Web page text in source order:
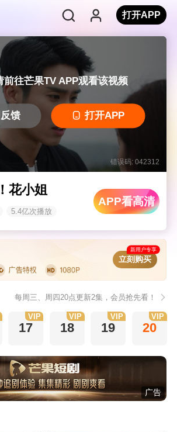
打开APP
前往芒果TV APP观看该视频
馈 打开APP
错误码: 042312
花小姐
5.4亿次播放
APP看高清
新用户专享
立刻购买
每周三、周四20点更新2集，会员抢先看！
17
VIP
18
VIP
19
VIP
20
VIP
广告